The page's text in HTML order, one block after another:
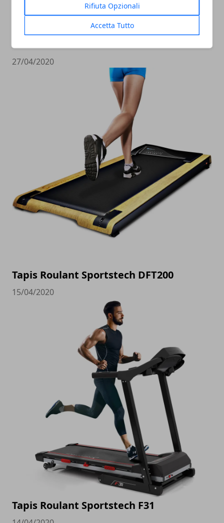
Rifiuta Opzionali
Accetta Tutto
Tapis Roulant ArtSport Speedrunner
6000
27/04/2020
Tapis Roulant Sportstech DFT200
15/04/2020
Tapis Roulant Sportstech F31